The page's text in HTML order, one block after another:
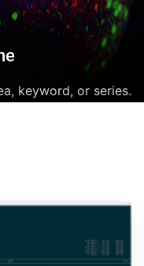
keyword, or series.